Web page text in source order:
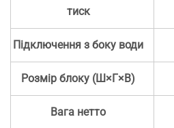
тиск
Підключення з боку води
Розмір блоку (Ш×Г×В)
Вага нетто